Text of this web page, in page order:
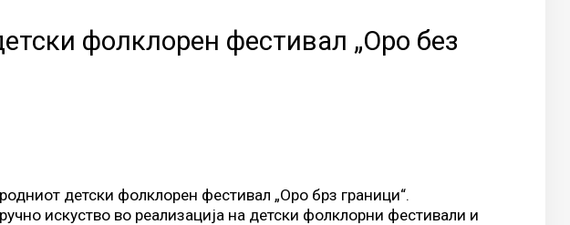
фолклорен фестивал „Оро без
детски фолклорен фестивал „Оро брз граници“.
искуство во реализација на детски фолклорни фестивали и